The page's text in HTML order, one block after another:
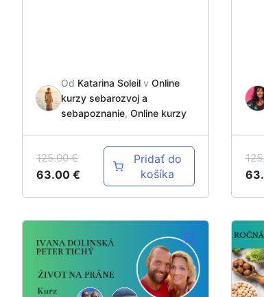
Od Katarina Soleil v Online
kurzy sebarozvoj a
sebapoznanie, Online kurzy
125.00€
63.00 €
Pridať do
košíka